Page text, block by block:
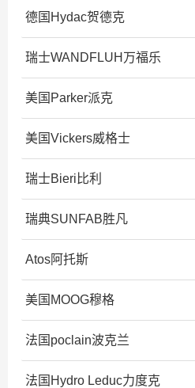
德国Hydac贺德克
瑞士WANDFLUH万福乐
美国Parker派克
美国Vickers威格士
瑞士Bieri比利
瑞典SUNFAB胜凡
Atos阿托斯
美国MOOG穆格
法国poclain波克兰
法国Hydro Leduc力度克